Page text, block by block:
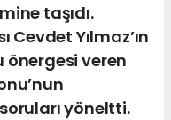
taşıdı.
Cevdet Yılmaz’ın
önergesi veren
yöneltti.